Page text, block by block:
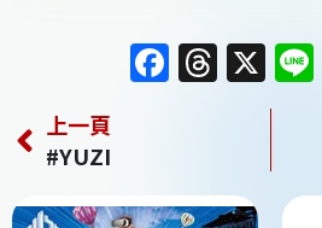
F
a
b
T
h
d
X
上一頁
#YUZI